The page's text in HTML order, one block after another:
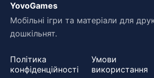
YovoGames
Мобільні ігри та матеріали для
дошкільнят.
Політика
конфіденційності
Умови
використання